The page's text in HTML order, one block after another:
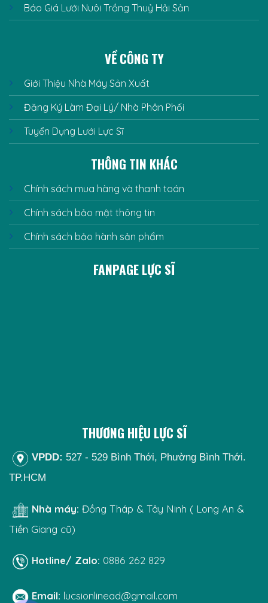
Báo Giá Lưới Nuôi Trồng Thuỷ Hải Sản
VỀ CÔNG TY
Giới Thiệu Nhà Máy Sản Xuất
Đăng Ký Làm Đại Lý/ Nhà Phân Phối
Tuyển Dụng Lưới Lực Sĩ
THÔNG TIN KHÁC
Chính sách mua hàng và thanh toán
Chính sách bảo mật thông tin
Chính sách bảo hành sản phẩm
FANPAGE LỰC SĨ
THƯƠNG HIỆU LỰC SĨ
VPDD: 527 - 529 Bình Thới, Phường Bình Thới.
TP.HCM
Nhà máy: Đồng Tháp & Tây Ninh ( Long An &
Tiền Giang cũ)
Hotline/ Zalo: 0886 262 829
Email: lucsionlinead@gmail.com